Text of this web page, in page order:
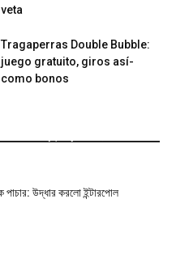
veta
Tragaperras Double Bubble:
juego gratuito, giros así­
como bonos
সর্বোচ্চ দুই বছরের জেল
পাচার: উদ্ধার করলো ইন্টারপোল